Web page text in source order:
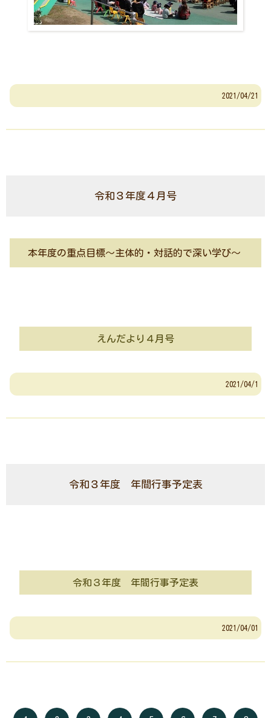
2021/04/21
令和３年度４月号
本年度の重点目標～主体的・対話的で深い学び～
えんだより４月号
2021/04/1
令和３年度 年間行事予定表
令和３年度 年間行事予定表
2021/04/01